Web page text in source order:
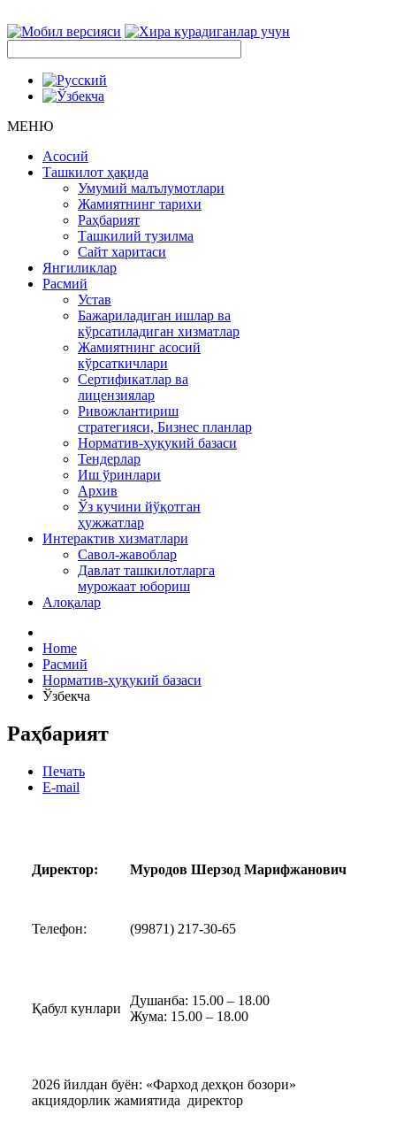
МЕНЮ
Асосий
Ташкилот ҳақида
Умумий малълумотлари
Жамиятнинг тарихи
Раҳбарият
Ташкилий тузилма
Сайт харитаси
Янгиликлар
Расмий
Устав
Бажариладиган ишлар ва
кўрсатиладиган хизматлар
Жамиятнинг асосий
кўрсаткичлари
Сертификатлар ва
лицензиялар
Ривожлантириш
стратегияси, Бизнес планлар
Норматив-ҳуқукий базаси
Тендерлар
Иш ўринлари
Архив
Ўз кучини йўқотган
ҳужжатлар
Интерактив хизматлари
Савол-жавоблар
Давлат ташкилотларга
мурожаат юбориш
Алоқалар
Home
Расмий
Норматив-ҳуқукий базаси
Ўзбекча
Раҳбарият
Печать
E-mail
Директор: Муродов Шерзод Марифжанович
Телефон: (99871) 217-30-65
Қабул кунлари
Душанба: 15.00 – 18.00
Жума: 15.00 – 18.00
2026 йилдан буён: «Фарход дехқон бозори»
акциядорлик жамиятида директор